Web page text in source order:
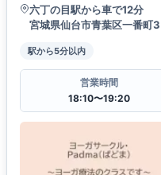
六丁の目駅から車で12分
宮城県仙台市青葉区一番町
駅から5分以内
営業時間
18:10〜19:20